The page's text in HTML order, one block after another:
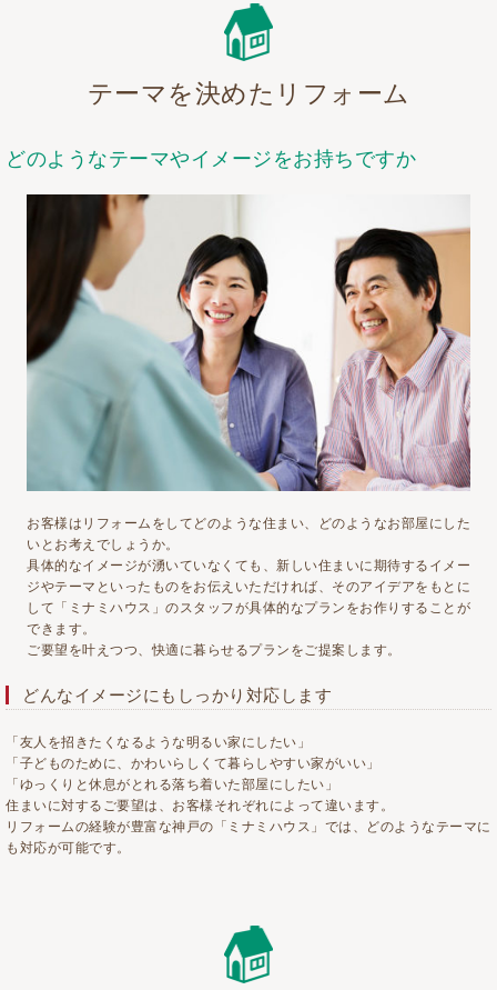
テーマを決めたリフォーム
どのようなテーマやイメージをお持ちですか
お客様はリフォームをしてどのような住まい、どのようなお部屋にした
いとお考えでしょうか。
具体的なイメージが湧いていなくても、新しい住まいに期待するイメー
ジやテーマといったものをお伝えいただければ、そのアイデアをもとに
して「ミナミハウス」のスタッフが具体的なプランをお作りすることが
できます。
ご要望を叶えつつ、快適に暮らせるプランをご提案します。
どんなイメージにもしっかり対応します
「友人を招きたくなるような明るい家にしたい」
「子どものために、かわいらしくて暮らしやすい家がいい」
「ゆっくりと休息がとれる落ち着いた部屋にしたい」
住まいに対するご要望は、お客様それぞれによって違います。
リフォームの経験が豊富な神戸の「ミナミハウス」では、どのようなテーマに
も対応が可能です。